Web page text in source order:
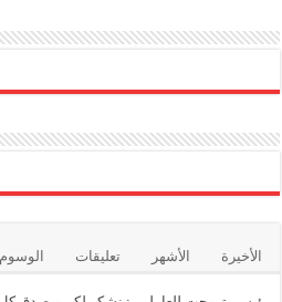
الأخيرة الأشهر تعليقات الوسوم